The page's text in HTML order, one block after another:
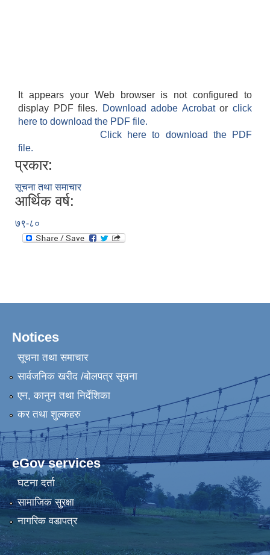
It appears your Web browser is not configured to
display PDF files.
Download adobe Acrobatorclick
here to download the PDF file.
Click here to download the PDF
file.
प्रकार:
सूचना तथा समाचार
आर्थिक वर्ष:
७९-८०
Notices
सूचना तथा समाचार
सार्वजनिक खरीद /बोलपत्र सूचना
एन, कानुन तथा निर्देशिका
कर तथा शुल्कहरु
eGov services
घटना दर्ता
सामाजिक सुरक्षा
नागरिक वडापत्र